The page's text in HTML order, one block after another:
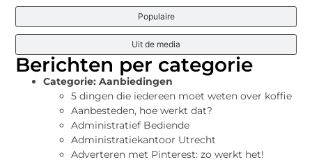
Berichten per categorie
Categorie: Aanbiedingen
5 dingen die iedereen moet weten over koffie
Aanbesteden, hoe werkt dat?
Administratief Bediende
Administratiekantoor Utrecht
Adverteren met Pinterest: zo werkt het!
Populaire
Uit de media